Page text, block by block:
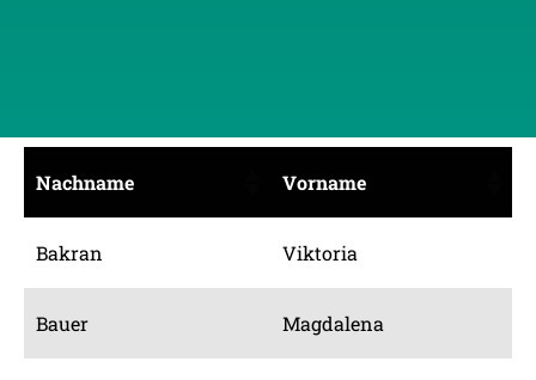
Nachname Vorname
Bakran Viktoria
Bauer Magdalena